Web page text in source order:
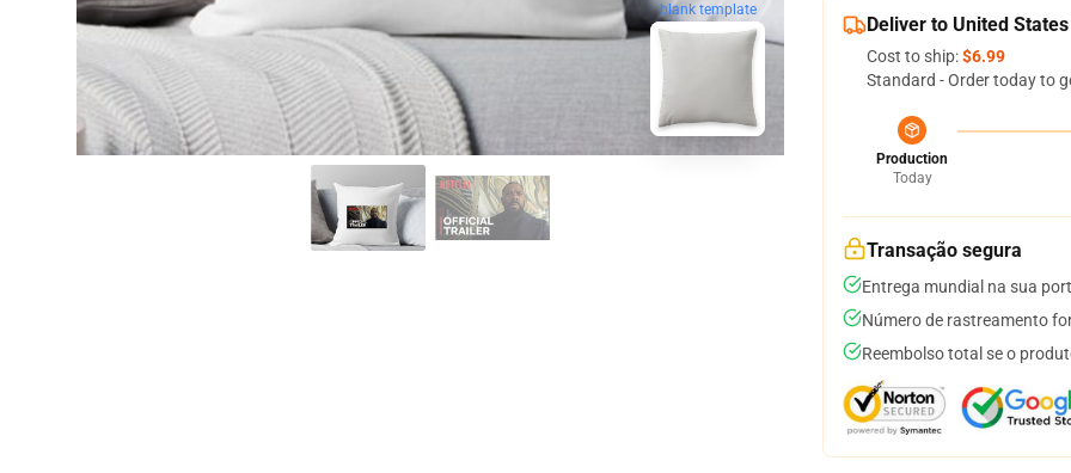
blank template
Deliver to United States
Cost to ship:$6.99
Standard - Order today to
Production
Today
Transação segura
Entrega mundial na sua
Número de rastreamento
Reembolso total se o